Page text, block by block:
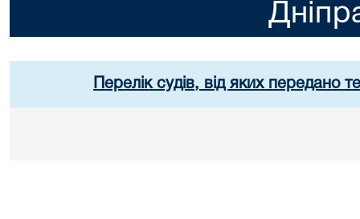
Перелік судів, від яких передано